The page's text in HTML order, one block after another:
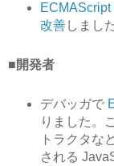
改善しました
■開発者
デバッガで
りました。
トラクタな
される